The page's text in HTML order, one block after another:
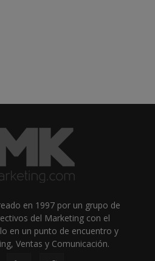
en 1997 por un grupo de
del Marketing con el
en un punto de encuentro y
Ventas y Comunicación.